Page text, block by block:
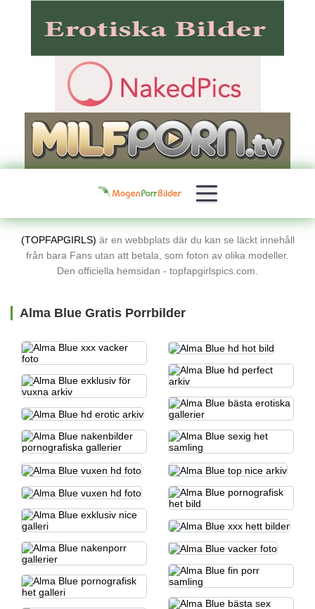
(TOPFAPGIRLS) är en webbplats där du kan se läckt innehåll
från bara Fans utan att betala, som foton av olika modeller.
Den officiella hemsidan - topfapgirlspics.com.
Alma Blue Gratis Porrbilder